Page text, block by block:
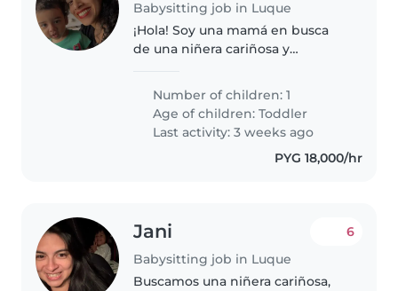
Babysitting job in Luque
¡Hola! Soy una mamá en busca
de una niñera cariñosa y
y medio. ¡Es un niño muy curioso,
cariñoso y deportista! Nos
encantaría que vinieras a
Number of children: 1
Age of children:Toddler
Last activity: 3 weeks ago
PYG 18,000/hr
Jani
Babysitting job in Luque
6
Buscamos una niñera cariñosa,